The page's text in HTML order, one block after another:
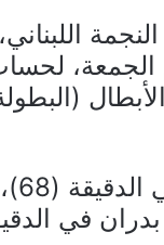
اللبناني،
الجمعة،
الأبطال
وافتتح النجمة، التسجيل عن طريق لاعبه مراد الهذلي في الدقيقة (68)،
في